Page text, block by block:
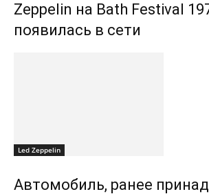
Zeppelin на Bath Festival
появилась в сети
Led Zeppelin
Автомобиль, ранее